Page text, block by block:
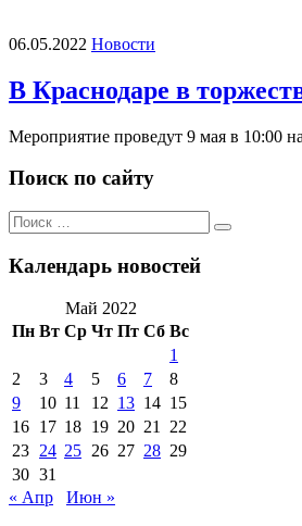
06.05.2022 Новости
В Краснодаре в
Мероприятие проведут 9 мая в 10:00
Поиск по сайту
Поиск
по:
Поиск
Календарь новостей
Май 2022
Пн Вт Ср Чт Пт Сб Вс
1
2
3 4 5 6 7
8
9
10 11 12 13 14 15
16 17 18 19 20 21
22
23 24 25 26 27 28 29
30 31
« Апр
Июн »